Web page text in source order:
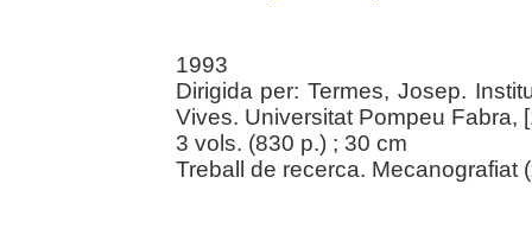
1993
Dirigida per: Termes, Josep.
Vives. Universitat Pompeu Fabra,
3 vols. (830 p.) ; 30 cm
Treball de recerca. Mecanografiat